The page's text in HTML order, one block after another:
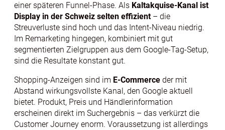
einer späteren Funnel-Phase. Als Kaltakquise-Kanal ist
Display in der Schweiz selten effizient– die
Streuverluste sind hoch und das Intent-Niveau niedrig.
Im Remarketing hingegen, kombiniert mit gut
segmentierten Zielgruppen aus dem Google-Tag-Setup,
sind die Resultate konstant gut.
Shopping-Anzeigen sind im E-Commerce der mit
Abstand wirkungsvollste Kanal, den Google aktuell
bietet. Produkt, Preis und Händlerinformation
erscheinen direkt im Suchergebnis – das verkürzt die
Customer Journey enorm. Voraussetzung ist allerdings